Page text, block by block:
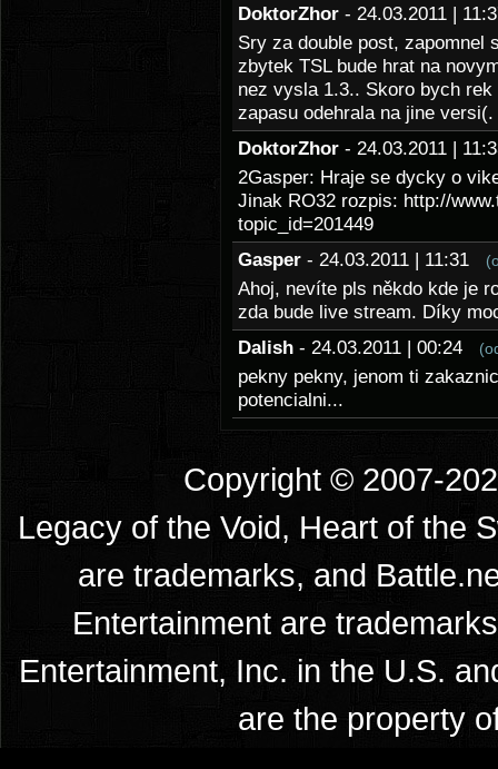
DoktorZhor - 24.03.2011 |
Sry za double post, zapomnel
zbytek TSL bude hrat na
nez vysla 1.3.. Skoro bych
zapasu odehrala na jine versi(.
DoktorZhor - 24.03.2011 |
2Gasper: Hraje se dycky o
Jinak RO32 rozpis: http://
topic_id=201449
Gasper - 24.03.2011 | 11:31
Ahoj, nevíte pls někdo kde je
zda bude live stream. Díky
Dalish - 24.03.2011 | 00:24
pekny pekny, jenom ti
potencialni...
Copyright © 2007-
Legacy of the Void, Heart of the
are trademarks, and
Entertainment are
Entertainment, Inc. in the U.S.
are the property